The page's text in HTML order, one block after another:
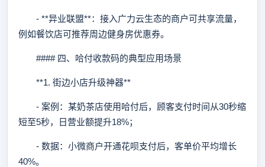
- **异业联盟**：接入广力云生态的商户可共享流量，
例如餐饮店可推荐周边健身房优惠券。
#### 四、哈付收款码的典型应用场景
**1. 街边小店升级神器**
- 案例：某奶茶店使用哈付后，顾客支付时间从30秒缩
短至5秒，日营业额提升18%；
- 数据：小微商户开通花呗支付后，客单价平均增长
40%。